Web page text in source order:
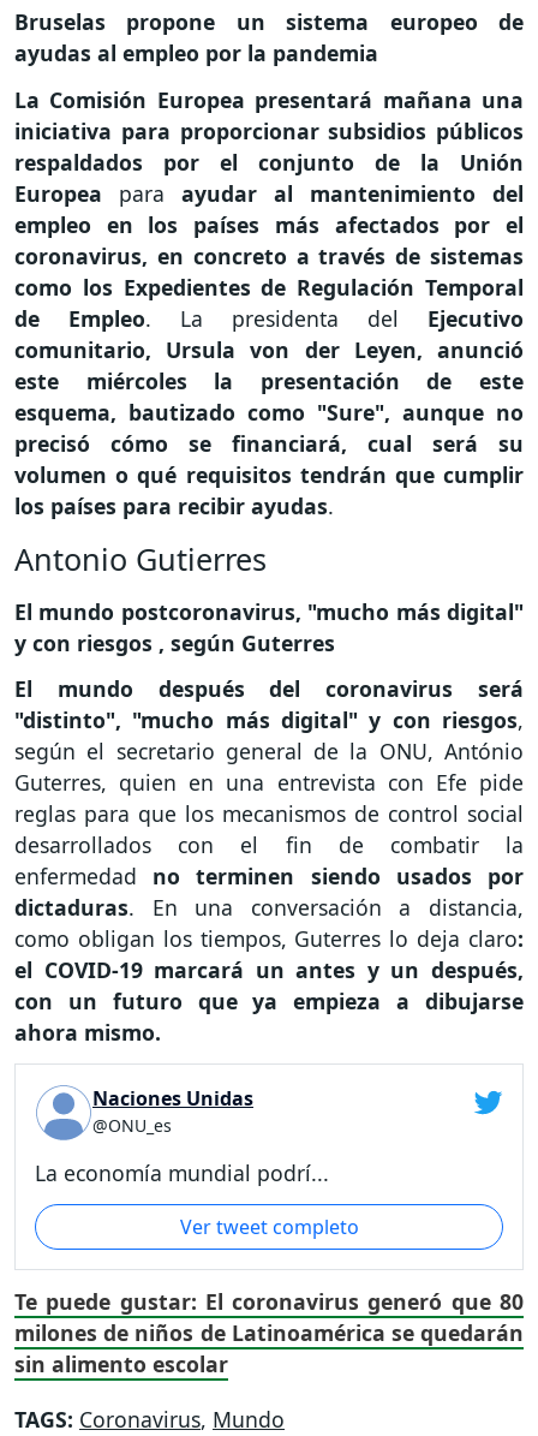
Bruselas propone un sistema europeo de
ayudas al empleo por la pandemia
La Comisión Europea presentará mañana una
iniciativa para proporcionar subsidios públicos
respaldados por el conjunto de la Unión
Europea para ayudar al mantenimiento del
empleo en los países más afectados por el
coronavirus, en concreto a través de sistemas
como los Expedientes de Regulación Temporal
de Empleo. La presidenta del Ejecutivo
comunitario, Ursula von der Leyen, anunció
este miércoles la presentación de este
esquema, bautizado como "Sure", aunque no
precisó cómo se financiará, cual será su
volumen o qué requisitos tendrán que cumplir
los países para recibir ayudas.
Antonio Gutierres
El mundo postcoronavirus, "mucho más digital"
y con riesgos , según Guterres
El mundo después del coronavirus será
"distinto", "mucho más digital" y con riesgos,
según el secretario general de la ONU, António
Guterres, quien en una entrevista con Efe pide
reglas para que los mecanismos de control social
desarrollados con el fin de combatir la
enfermedad no terminen siendo usados por
dictaduras. En una conversación a distancia,
como obligan los tiempos, Guterres lo deja claro:
el COVID-19 marcará un antes y un después,
con un futuro que ya empieza a dibujarse
ahora mismo.
Naciones Unidas
@ONU_es
La economía mundial podrí...
Ver tweet completo
Te puede gustar: El coronavirus generó que 80
milones de niños de Latinoamérica se quedarán
sin alimento escolar
TAGS: Coronavirus, Mundo